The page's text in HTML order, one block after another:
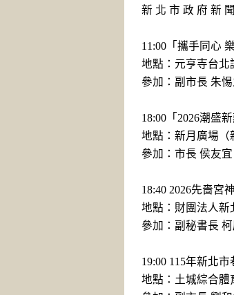
新 北 市 政 府 新
11:00「攜手同心
地點：元亨寺台北
參加：副市長 朱惕
18:00「2026潮盛
地點：新月廣場（
參加：市長 侯友宜
18:40 2026先嗇宮
地點：財團法人新
參加：副秘書長
19:00 115年新北
地點：土城綜合體